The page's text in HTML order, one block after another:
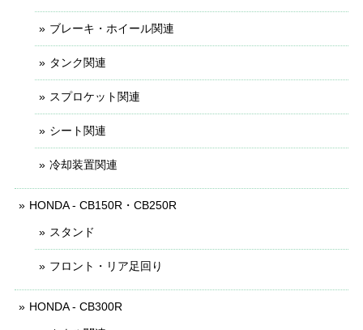
ブレーキ・ホイール関連
タンク関連
スプロケット関連
シート関連
冷却装置関連
HONDA - CB150R・CB250R
スタンド
フロント・リア足回り
HONDA - CB300R